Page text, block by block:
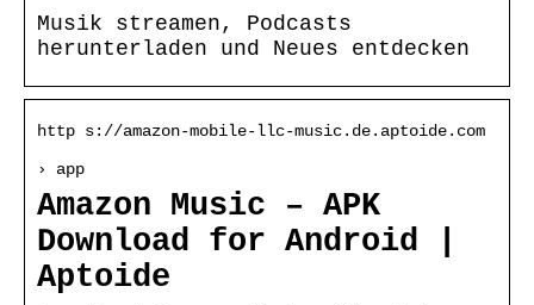
Musik streamen, Podcasts
herunterladen und Neues entdecken
http s://amazon-mobile-llc-music.de.aptoide.com
› app
Amazon Music – APK
Download for Android |
Aptoide